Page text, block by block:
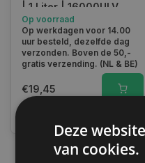
| 1 Liter | 16000ULV
Op voorraad
Op werkdagen voor 14.00
uur besteld, dezelfde dag
verzonden. Boven de 50,-
gratis verzending. (NL & BE)
€19,45
Deze
van cookies.